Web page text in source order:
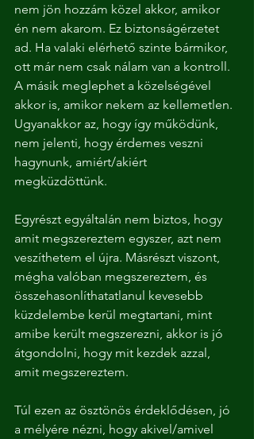
nem jön hozzám közel akkor, amikor
én nem akarom. Ez biztonságérzetet
ad. Ha valaki elérhető szinte bármikor,
ott már nem csak nálam van a kontroll.
A másik meglephet a közelségével
akkor is, amikor nekem az kellemetlen.
Ugyanakkor az, hogy így működünk,
nem jelenti, hogy érdemes veszni
hagynunk, amiért/akiért
megküzdöttünk.
Egyrészt egyáltalán nem biztos, hogy
amit megszereztem egyszer, azt nem
veszíthetem el újra. Másrészt viszont,
mégha valóban megszereztem, és
összehasonlíthatatlanul kevesebb
küzdelembe kerül megtartani, mint
amibe került megszerezni, akkor is jó
átgondolni, hogy mit kezdek azzal,
amit megszereztem.
Túl ezen az ösztönös érdeklődésen, jó
a mélyére nézni, hogy akivel/amivel